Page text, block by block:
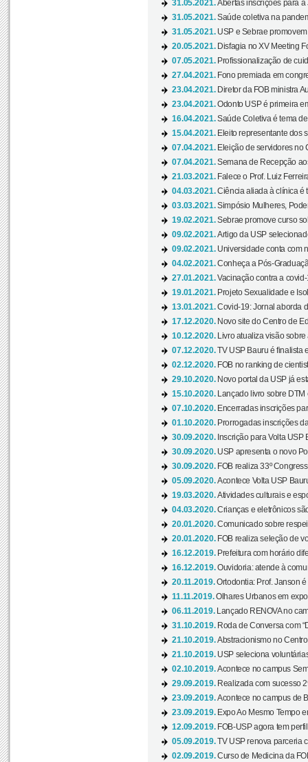
31.05.2021.Abertas inscrições para
31.05.2021.Saúde coletiva na
31.05.2021. USP e Sebrae
20.05.2021. Disfagia no XV Meeting
07.05.2021. Profissionalização de
27.04.2021. Fono premiada em
23.04.2021. Diretor da FOB ministra
23.04.2021.Odonto USP é primeira
16.04.2021.Saúde Coletiva é tema
15.04.2021. Eleito representante dos
07.04.2021. Eleição de servidores no
07.04.2021.Semana de Recepção
21.03.2021. Falece o Prof. Luiz
04.03.2021.Ciência aliada à clínica é
03.03.2021.Simpósio Mulheres,
19.02.2021.Sebrae promove curso
09.02.2021.Artigo da USP
09.02.2021. Universidade conta com
04.02.2021.Conheça a Pós-
27.01.2021.Vacinação contra a
19.01.2021. Projeto Sexualidade e
13.01.2021.Covid-19: Jornal aborda
17.12.2020. Novo site do Centro de
10.12.2020.
Livro atualiza visão
07.12.2020.TV USP Bauru é finalista
02.12.2020. FOB no ranking de
29.10.2020. Novo portal da USP já
15.10.2020.
Lançado livro sobre
07.10.2020. Encerradas inscrições
01.10.2020. Prorrogadas inscrições
30.09.2020. Inscrição para Volta USP
30.09.2020. USP apresenta o novo
30.09.2020. FOB realiza 33º
05.09.2020.Acontece Volta USP
19.03.2020.Atividades culturais e
04.03.2020.Crianças e eletrônicos
20.01.2020.Comunicado sobre
20.01.2020. FOB realiza seleção de
16.12.2019. Prefeitura com horário
16.12.2019.Ouvidoria: atende à
20.11.2019.Ortodontia: Prof. Janson
11.11.2019.Olhares Urbanos em
06.11.2019.
Lançado RENOVA no
31.10.2019. Roda de Conversa com
21.10.2019.Abstracionismo no
21.10.2019. USP seleciona
02.10.2019.Acontece no campus
29.09.2019. Realizada com sucesso
23.09.2019.Acontece no campus de
23.09.2019. Expo Ao Mesmo Tempo
12.09.2019. FOB-USP agora tem
05.09.2019.TV USP renova parceria
02.09.2019.Curso de Medicina da